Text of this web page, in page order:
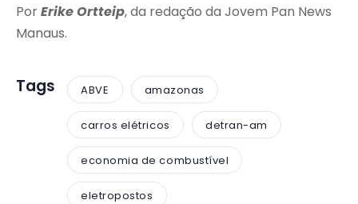
PorErike Ortteip, da redação da Jovem Pan News
Manaus.
Tags ABVE amazonas
carros elétricos detran-am
economia de combustível
eletropostos